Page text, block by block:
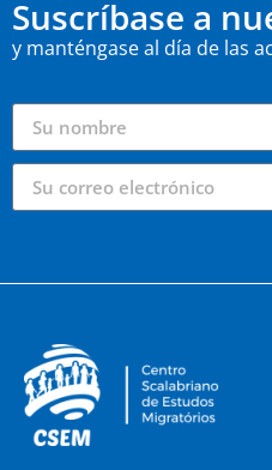
Suscríbase a
y manténgase al día de las